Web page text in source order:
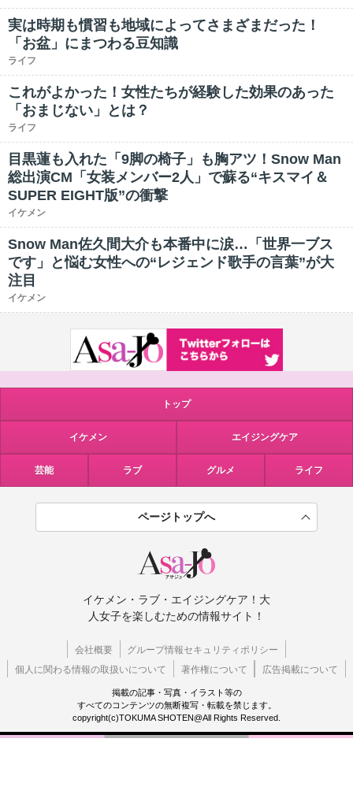
実は時期も慣習も地域によってさまざまだった！
「お盆」にまつわる豆知識
ライフ
これがよかった！女性たちが経験した効果のあった
「おまじない」とは？
ライフ
目黒蓮も入れた「9脚の椅子」も胸アツ！Snow Man
総出演CM「女装メンバー2人」で蘇る“キスマイ＆
SUPER EIGHT版”の衝撃
イケメン
Snow Man佐久間大介も本番中に涙…「世界一ブス
です」と悩む女性への“レジェンド歌手の言葉”が大
注目
イケメン
トップ
イケメン エイジングケア
芸能 ラブ グルメ ライフ
ページトップへ
イケメン・ラブ・エイジングケア！大
人女子を楽しむための情報サイト！
会社概要
グループ情報セキュリティポリシー
個人に関わる情報の取扱いについて
著作権について 広告掲載について
掲載の記事・写真・イラスト等の
すべてのコンテンツの無断複写・転載を禁じます。
copyright(c)TOKUMA SHOTEN@All Rights Reserved.